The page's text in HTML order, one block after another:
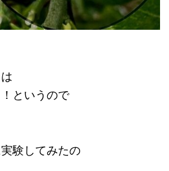
というので
験してみたの